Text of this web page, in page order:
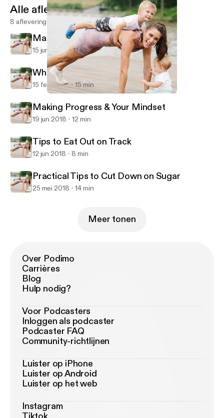
SugarySixpack
Alle afleveringen
8 afleveringen
Maximizing your workouts
15 jun 2023 11 min
When things don’t go as planned
15 feb 2023 15 min
Making Progress & Your Mindset
19 jun 2018 12 min
Tips to Eat Out on Track
12 jun 2018 8 min
Practical Tips to Cut Down on Sugar
25 mei 2018 14 min
Meer tonen
Over Podimo
Carrières
Blog
Hulp nodig?
Voor Podcasters
Inloggen als podcaster
Podcaster FAQ
Community-richtlijnen
Luister op iPhone
Luister op Android
Luister op het web
Instagram